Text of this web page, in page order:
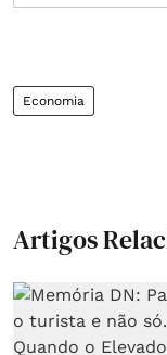
Economia
Artigos